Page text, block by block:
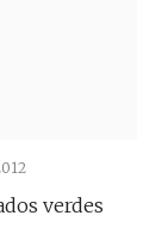
verdes